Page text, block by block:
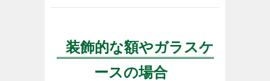
装飾的な額やガラスケ
ースの場合